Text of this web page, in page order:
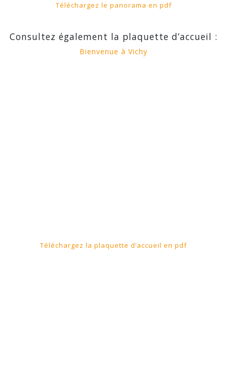
Téléchargez le panorama en pdf
Consultez également la plaquette d’accueil :
Bienvenue à Vichy
Téléchargez la plaquette d’accueil en pdf